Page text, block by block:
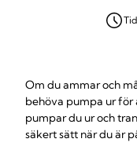
Om du ammar och
behöva pumpa ur för
pumpar du ur och
säkert sätt när du är